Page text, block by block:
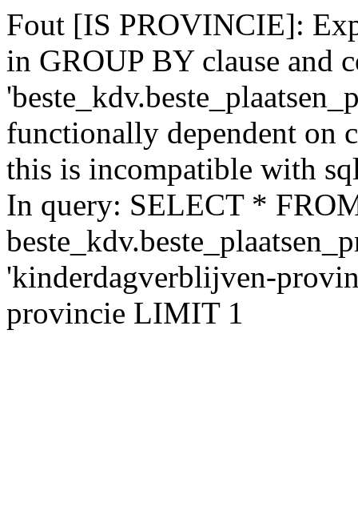
Fout [IS PROVINCIE]:
in GROUP BY clause and
functionally dependent on
this is incompatible with
In query: SELECT *
'kinderdagverblijven-
provincie LIMIT 1